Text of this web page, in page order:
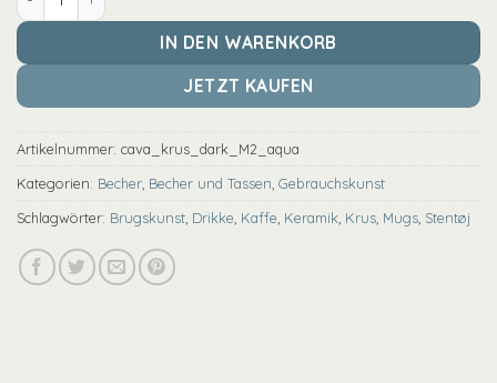
IN DEN WARENKORB
JETZT KAUFEN
Artikelnummer: cava_krus_dark_M2_aqua
Kategorien: Becher Becher und Tassen Gebrauchskunst
Schlagwörter: Brugskunst Drikke Kaffe Keramik Krus Mugs Stentøj